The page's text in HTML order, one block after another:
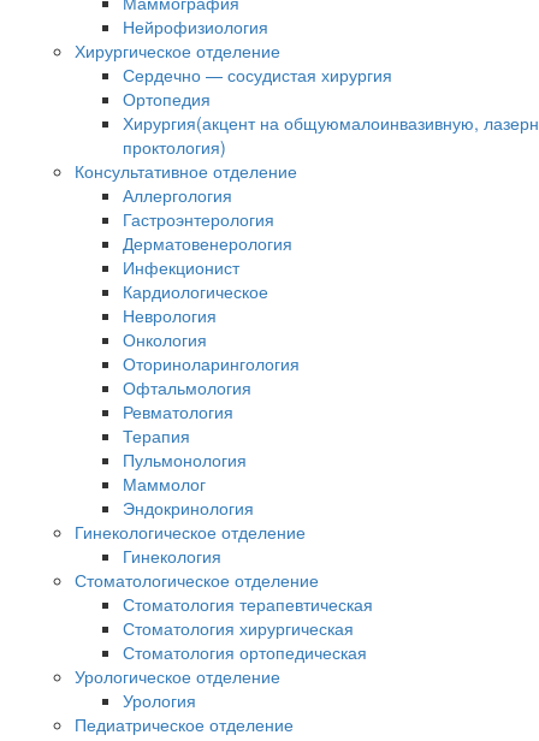
Нейрофизиология
Хирургическое отделение
Сердечно — сосудистая хирургия
Ортопедия
Хирургия(акцент на общуюмалоинвазивную,
проктология)
Консультативное отделение
Аллергология
Гастроэнтерология
Дерматовенерология
Инфекционист
Кардиологическое
Неврология
Онкология
Оториноларингология
Офтальмология
Ревматология
Терапия
Пульмонология
Маммолог
Эндокринология
Гинекологическое отделение
Гинекология
Стоматологическое отделение
Стоматология терапевтическая
Стоматология хирургическая
Стоматология ортопедическая
Урологическое отделение
Урология
Педиатрическое отделение